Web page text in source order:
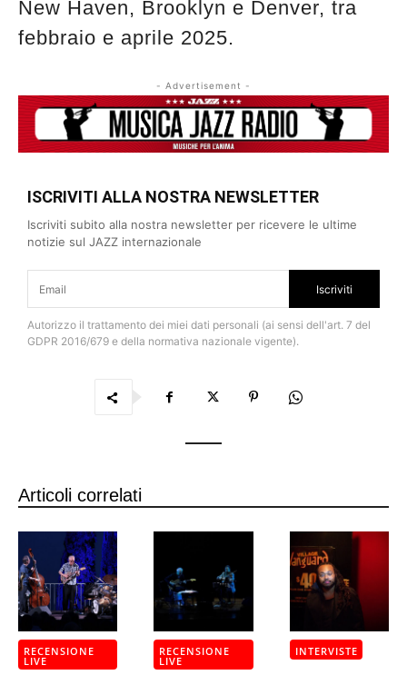
New Haven, Brooklyn e Denver, tra
febbraio e aprile 2025.
- Advertisement -
ISCRIVITI ALLA NOSTRA NEWSLETTER
Iscriviti subito alla nostra newsletter per ricevere le ultime
notizie sul JAZZ internazionale
Iscriviti
Autorizzo il trattamento dei miei dati personali (ai sensi dell'art. 7 del
GDPR 2016/679 e della normativa nazionale vigente).
Articoli correlati
RECENSIONE
LIVE
RECENSIONE
LIVE
INTERVISTE